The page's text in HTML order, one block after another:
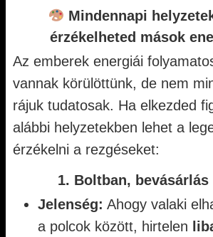
Mindennapi
érzékelheted mások
Az emberek energiái
vannak körülöttünk, de nem
rájuk tudatosak. Ha elkezded
alábbi helyzetekben lehet a
érzékelni a rezgéseket:
1. Boltban, bevásárlás
Jelenség: Ahogy valaki
a polcok között, hirtelen